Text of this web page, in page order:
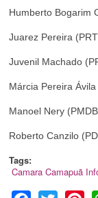
Humberto Bogarim
Juarez Pereira
Juvenil Machado
Márcia Pereira Ávila
Manoel Nery
Roberto Canzilo
Tags:
Camara Camapuã